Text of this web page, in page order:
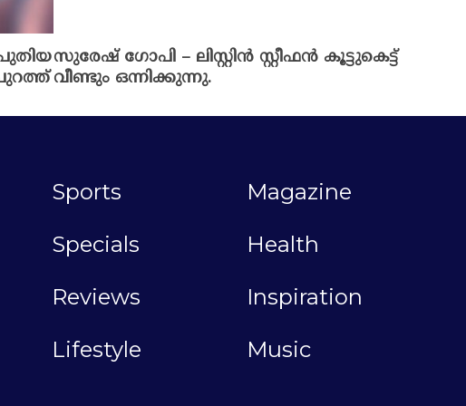
പുറത്ത്
സുരേഷ് ഗോപി – ലിസ്റ്റിൻ സ്റ്റീഫൻ കൂട്ടുകെട്ട്
വീണ്ടും ഒന്നിക്കുന്നു.
Sports
Magazine
Specials
Health
Reviews
Inspiration
Lifestyle Music